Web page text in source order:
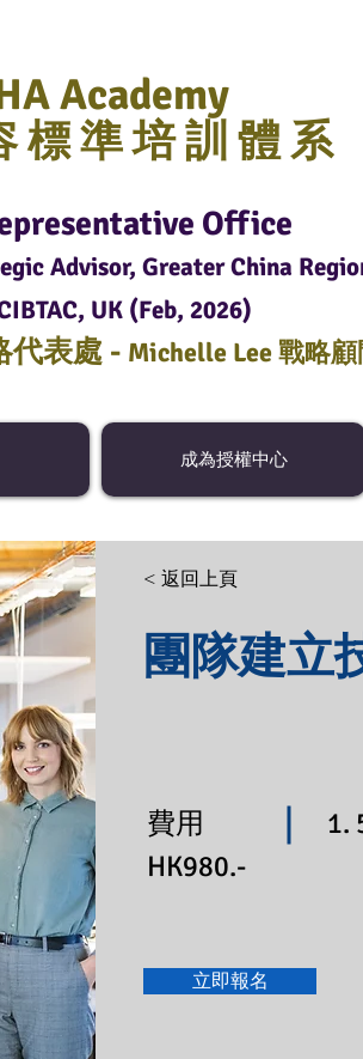
Academy
標 準 培 訓 體 系
Office
Advisor, Greater China
UK (Feb, 2026)
代表處 - Michelle Lee 戰略顧
成為授權中心
< 返回上頁
團隊建立
費用
HK980.-
1.
立即報名